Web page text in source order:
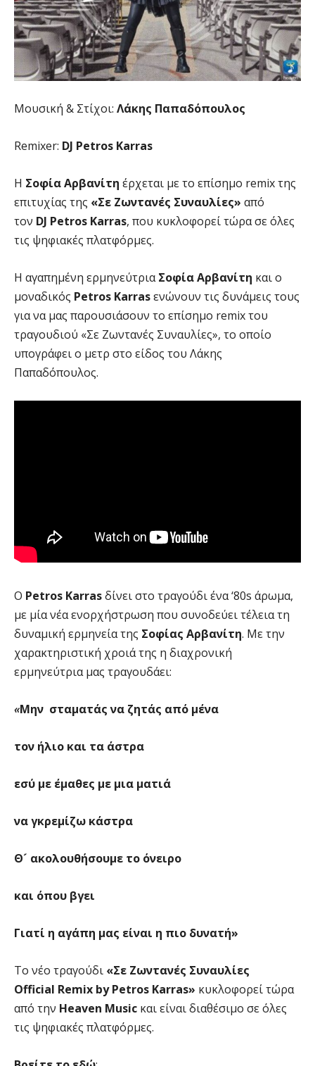
Μουσική & Στίχοι: Λάκης Παπαδόπουλος
Remixer: DJ Petros Karras
Η Σοφία Αρβανίτη έρχεται με το επίσημο remix της
επιτυχίας της «Σε Ζωντανές Συναυλίες» από
τον DJ Petros Karras, που κυκλοφορεί τώρα σε όλες
τις ψηφιακές πλατφόρμες.
Η αγαπημένη ερμηνεύτριαΣοφία Αρβανίτη και ο
μοναδικός Petros Karrasενώνουν τις δυνάμεις τους
για να μας παρουσιάσουν το επίσημο remix του
τραγουδιού «Σε Ζωντανές Συναυλίες», το οποίο
υπογράφει ο μετρ στο είδος του Λάκης
Παπαδόπουλος.
Ο Petros Karrasδίνει στο τραγούδι ένα ‘80s άρωμα,
με μία νέα ενορχήστρωση που συνοδεύει τέλεια τη
δυναμική ερμηνεία της Σοφίας Αρβανίτη. Με την
χαρακτηριστική χροιά της η διαχρονική
ερμηνεύτρια μας τραγουδάει:
«Μην σταματάς να ζητάς από μένα
τον ήλιο και τα άστρα
εσύ με έμαθες με μια ματιά
να γκρεμίζω κάστρα
Θ´ ακολουθήσουμε το όνειρο
και όπου βγει
Γιατί η αγάπη μας είναι η πιο δυνατή»
Το νέο τραγούδι «Σε Ζωντανές Συναυλίες
Official Remix by Petros Karras» κυκλοφορεί τώρα
από την Heaven Music και είναι διαθέσιμο σε όλες
τις ψηφιακές πλατφόρμες.